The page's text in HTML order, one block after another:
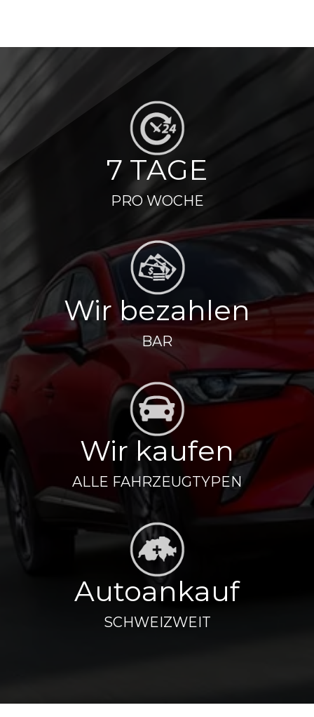
7 TAGE
PRO WOCHE
Wir bezahlen
BAR
Wir kaufen
ALLE FAHRZEUGTYPEN
Autoankauf
SCHWEIZWEIT